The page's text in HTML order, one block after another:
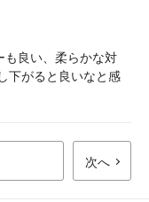
も良い、柔らかな対
下がると良いなと感
次へ